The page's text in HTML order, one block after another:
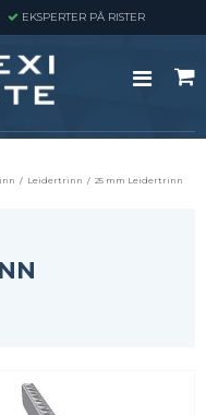
EKSPERTER PÅ RISTER
/ Leidertrinn / 25 mm Leidertrinn